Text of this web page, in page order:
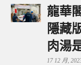
龍華
隱藏
肉湯
17 12 月,